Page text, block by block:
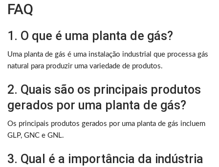
FAQ
1. O que é uma planta de gás?
Uma planta de gás é uma instalação industrial que processa gás
natural para produzir uma variedade de produtos.
2. Quais são os principais produtos
gerados por uma planta de gás?
Os principais produtos gerados por uma planta de gás incluem
GLP, GNC e GNL.
3. Qual é a importância da indústria